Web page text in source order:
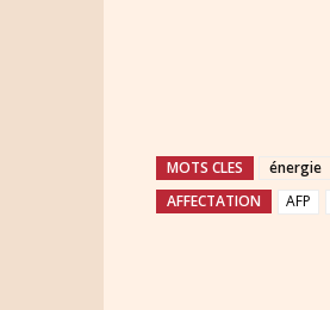
MOTS CLES énergie
AFFECTATION
AFP